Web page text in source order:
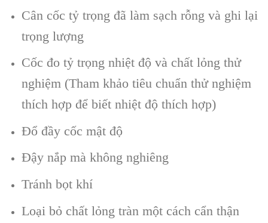
Cân cốc tỷ trọng đã làm sạch rỗng và ghi lại
trọng lượng
Cốc đo tỷ trọng nhiệt độ và chất lỏng thử
nghiệm (Tham khảo tiêu chuẩn thử nghiệm
thích hợp để biết nhiệt độ thích hợp)
Đổ đầy cốc mật độ
Đậy nắp mà không nghiêng
Tránh bọt khí
Loại bỏ chất lỏng tràn một cách cẩn thận